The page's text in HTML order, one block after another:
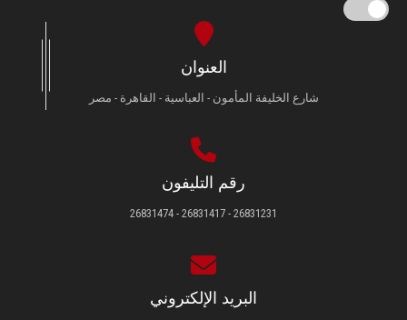
العنوان
شارع الخليفة المأمون - العباسية - القاهرة - مصر
رقم التليفون
26831231 - 26831417 - 26831474
البريد الإلكتروني